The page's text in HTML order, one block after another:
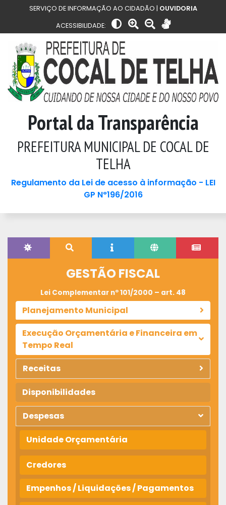
SERVIÇO DE INFORMAÇÃO AO CIDADÃO | OUVIDORIA
ACESSIBILIDADE:
Portal da Transparência
PREFEITURA MUNICIPAL DE COCAL DE
TELHA
Regulamento da Lei de acesso à informação - LEI
GP N°196/2016
GESTÃO FISCAL
Lei Complementar nº 101/2000 – art. 48
Planejamento Municipal
Execução Orçamentária e Financeira em
Tempo Real
Receitas
Disponibilidades
Despesas
Unidade Orçamentária
Credores
Empenhos / Liquidações / Pagamentos